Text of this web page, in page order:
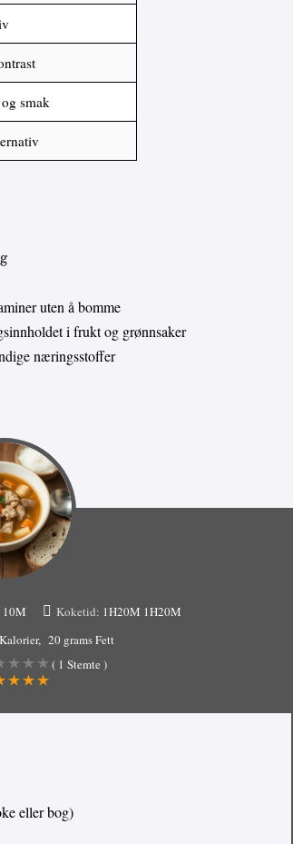
smak
uten å bomme
i frukt og grønnsaker
næringsstoffer
10M Koketid: 1H20M 1H20M
20 grams Fett
( 1 Stemte )
eller bog)